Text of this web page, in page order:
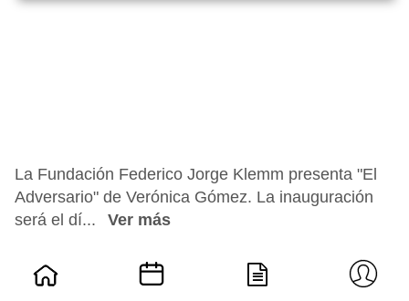
La Fundación Federico Jorge Klemm presenta "El
Adversario" de Verónica Gómez. La inauguración
será el dí...
Ver más